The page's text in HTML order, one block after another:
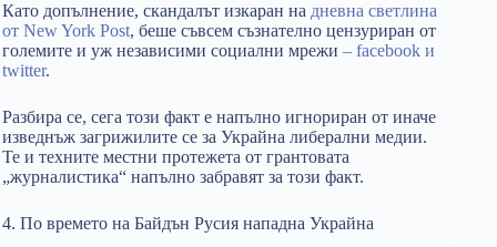
Като допълнение, скандалът изкаран на дневна светлина
от New York Post, беше съвсем съзнателно цензуриран от
големите и уж независими социални мрежи – facebook и
twitter.
Разбира се, сега този факт е напълно игнориран от иначе
изведнъж загрижилите се за Украйна либерални медии.
Те и техните местни протежета от грантовата
„журналистика“ напълно забравят за този факт.
4. По времето на Байдън Русия нападна Украйна